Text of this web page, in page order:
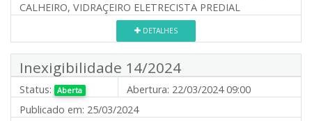
CALHEIRO, VIDRAÇEIRO ELETRECISTA PREDIAL
DETALHES
Inexigibilidade 14/2024
Status: Aberta Abertura: 22/03/2024 09:00
Publicado em: 25/03/2024